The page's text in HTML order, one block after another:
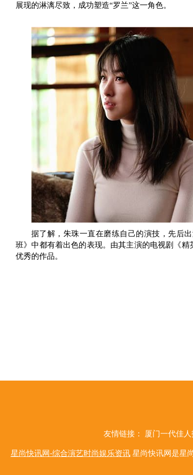
展现的淋漓尽致，成功塑造“罗兰”这一角色。
据了解，朱珠一直在磨练自己的演技，先后
班》中都有着出色的表现。由其主演的电视剧《
优秀的作品。
友情链接： 厦门一代佳
星尚快讯网-综合演艺时尚娱乐资讯星尚快讯网是星